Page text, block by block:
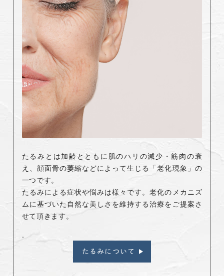
たるみとは加齢とともに肌のハリの減少・筋肉の衰
え、顔面骨の萎縮などによって生じる「老化現象」の
一つです。
たるみによる症状や悩みは様々です。老化のメカニズ
ムに基づいた自然な美しさを維持する治療をご提案さ
せて頂きます。
.
たるみについて